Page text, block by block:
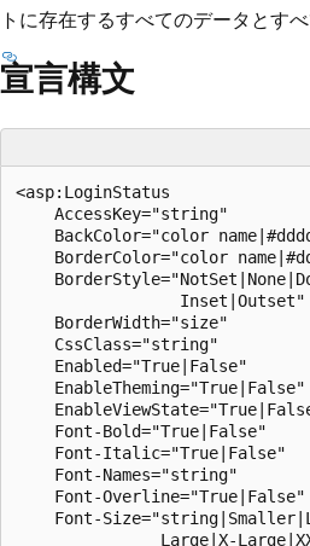
トに存在するすべてのデータとす
宣言構文
<asp:LoginStatus
AccessKey="string"
BackColor="color
BorderColor="color
                 Inset|Outset"
BorderWidth="size"
CssClass="string"
Enabled="True|False"
EnableTheming="True|False"
Font-Bold="True|False"
Font-Italic="True|False"
Font-Names="string"
Font-Overline="True|False"
Font-
Large|X-